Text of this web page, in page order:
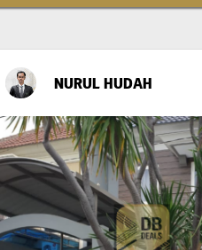
NURUL HUDAH